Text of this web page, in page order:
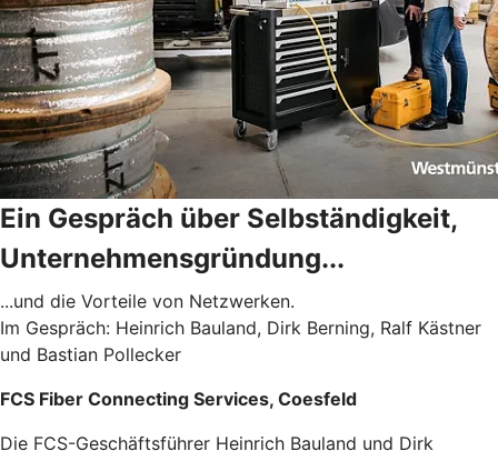
Ein Gespräch über Selbständigkeit,
Unternehmensgründung...
...und die Vorteile von Netzwerken.
Im Gespräch: Heinrich Bauland, Dirk Berning, Ralf Kästner
und Bastian Pollecker
FCS Fiber Connecting Services, Coesfeld
Die FCS-Geschäftsführer Heinrich Bauland und Dirk